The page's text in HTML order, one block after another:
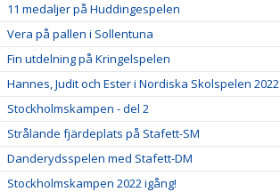
11 medaljer på Huddingespelen
Vera på pallen i Sollentuna
Fin utdelning på Kringelspelen
Hannes, Judit och Ester i Nordiska Skolspelen 2022
Stockholmskampen - del 2
Strålande fjärdeplats på Stafett-SM
Danderydsspelen med Stafett-DM
Stockholmskampen 2022 igång!